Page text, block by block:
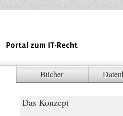
Bücher
Das Konzept